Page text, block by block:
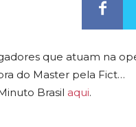
que atuam na
do Master pela Fict…
Brasil aqui.